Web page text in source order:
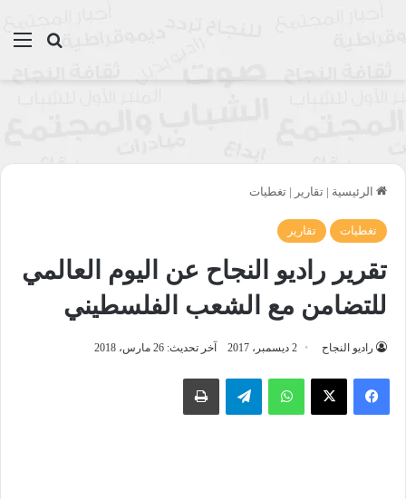
بحث
الرئيسية | تقارير | تغطيات
تغطيات تقارير
تقرير راديو النجاح عن اليوم العالمي
للتضامن مع الشعب الفلسطيني
راديو النجاح 2 ديسمبر، 2017 آخر تحديث: 26 مارس، 2018
واتساب تيلقرام طباعة